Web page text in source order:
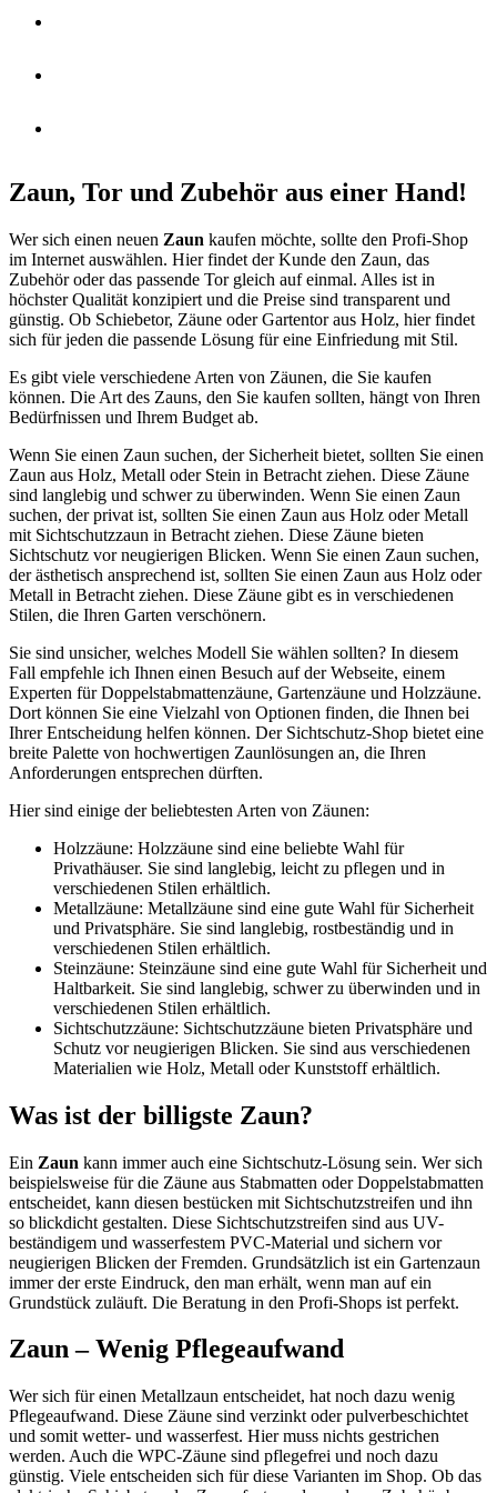
Zaun, Tor und Zubehör aus einer Hand!
Wer sich einen neuen Zaun kaufen möchte, sollte den Profi-Shop
im Internet auswählen. Hier findet der Kunde den Zaun, das
Zubehör oder das passende Tor gleich auf einmal. Alles ist in
höchster Qualität konzipiert und die Preise sind transparent und
günstig. Ob Schiebetor, Zäune oder Gartentor aus Holz, hier findet
sich für jeden die passende Lösung für eine Einfriedung mit Stil.
Es gibt viele verschiedene Arten von Zäunen, die Sie kaufen
können. Die Art des Zauns, den Sie kaufen sollten, hängt von Ihren
Bedürfnissen und Ihrem Budget ab.
Wenn Sie einen Zaun suchen, der Sicherheit bietet, sollten Sie einen
Zaun aus Holz, Metall oder Stein in Betracht ziehen. Diese Zäune
sind langlebig und schwer zu überwinden. Wenn Sie einen Zaun
suchen, der privat ist, sollten Sie einen Zaun aus Holz oder Metall
mit Sichtschutzzaun in Betracht ziehen. Diese Zäune bieten
Sichtschutz vor neugierigen Blicken. Wenn Sie einen Zaun suchen,
der ästhetisch ansprechend ist, sollten Sie einen Zaun aus Holz oder
Metall in Betracht ziehen. Diese Zäune gibt es in verschiedenen
Stilen, die Ihren Garten verschönern.
Sie sind unsicher, welches Modell Sie wählen sollten? In diesem
Fall empfehle ich Ihnen einen Besuch auf der Webseite, einem
Experten für Doppelstabmattenzäune, Gartenzäune und Holzzäune.
Dort können Sie eine Vielzahl von Optionen finden, die Ihnen bei
Ihrer Entscheidung helfen können. Der Sichtschutz-Shop bietet eine
breite Palette von hochwertigen Zaunlösungen an, die Ihren
Anforderungen entsprechen dürften.
Hier sind einige der beliebtesten Arten von Zäunen:
Holzzäune: Holzzäune sind eine beliebte Wahl für
Privathäuser. Sie sind langlebig, leicht zu pflegen und in
verschiedenen Stilen erhältlich.
Metallzäune: Metallzäune sind eine gute Wahl für Sicherheit
und Privatsphäre. Sie sind langlebig, rostbeständig und in
verschiedenen Stilen erhältlich.
Steinzäune: Steinzäune sind eine gute Wahl für Sicherheit und
Haltbarkeit. Sie sind langlebig, schwer zu überwinden und in
verschiedenen Stilen erhältlich.
Sichtschutzzäune: Sichtschutzzäune bieten Privatsphäre und
Schutz vor neugierigen Blicken. Sie sind aus verschiedenen
Materialien wie Holz, Metall oder Kunststoff erhältlich.
Was ist der billigste Zaun?
Ein Zaun kann immer auch eine Sichtschutz-Lösung sein. Wer sich
beispielsweise für die Zäune aus Stabmatten oder Doppelstabmatten
entscheidet, kann diesen bestücken mit Sichtschutzstreifen und ihn
so blickdicht gestalten. Diese Sichtschutzstreifen sind aus UV-
beständigem und wasserfestem PVC-Material und sichern vor
neugierigen Blicken der Fremden. Grundsätzlich ist ein Gartenzaun
immer der erste Eindruck, den man erhält, wenn man auf ein
Grundstück zuläuft. Die Beratung in den Profi-Shops ist perfekt.
Zaun – Wenig Pflegeaufwand
Wer sich für einen Metallzaun entscheidet, hat noch dazu wenig
Pflegeaufwand. Diese Zäune sind verzinkt oder pulverbeschichtet
und somit wetter- und wasserfest. Hier muss nichts gestrichen
werden. Auch die WPC-Zäune sind pflegefrei und noch dazu
günstig. Viele entscheiden sich für diese Varianten im Shop. Ob das